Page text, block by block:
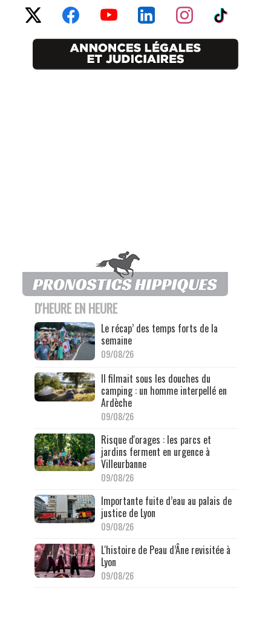
D'HEURE EN HEURE
Le récap’ des temps forts de la
semaine
09/08/26
Il filmait sous les douches du
camping : un homme interpellé en
Ardèche
09/08/26
Risque d'orages : les parcs et
jardins ferment en urgence à
Villeurbanne
09/08/26
Importante fuite d’eau au palais de
justice de Lyon
09/08/26
L'histoire de Peau d’Âne revisitée à
Lyon
09/08/26